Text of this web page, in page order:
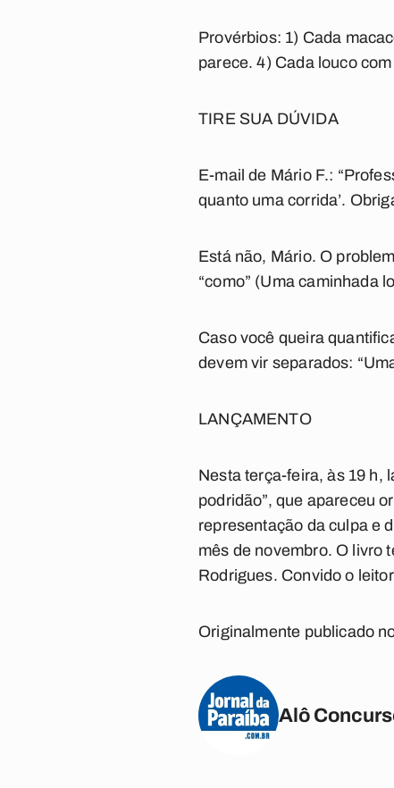
Provérbios: 1) Cada
parece. 4) Cada louco
TIRE SUA DÚVIDA
E-mail de Mário F.:
quanto uma corrida’.
Está não, Mário. O
“como” (Uma caminhada
Caso você queira
devem vir separados:
LANÇAMENTO
Nesta terça-feira, às 19 h,
podridão”, que apareceu
representação da culpa e
mês de novembro. O livro
Rodrigues. Convido o
Originalmente publicado
Alô